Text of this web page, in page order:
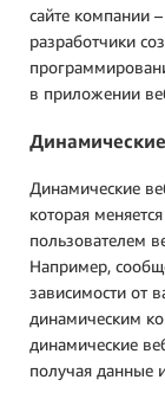
сайте компании
разработчики
в приложении
Динамические
которая
пользователем
Например,
зависимости от
динамическим
динамические
получая данные